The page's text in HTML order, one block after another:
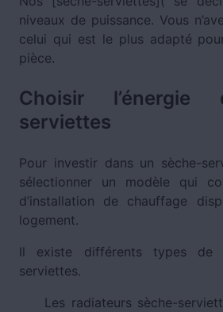
niveaux de puissance. Vous
celui qui est le plus adapté
pièce.
Choisir l’énergie
serviettes
Pour investir dans un sèche-
sélectionner un modèle qui
d’installation de chauffage
logement.
Il existe différents types de
serviettes.
Les radiateurs sèche-